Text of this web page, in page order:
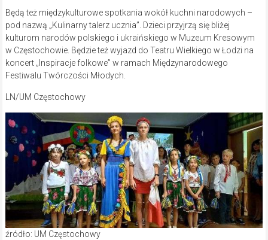
Będą też międzykulturowe spotkania wokół kuchni narodowych –
pod nazwą „Kulinarny talerz ucznia”. Dzieci przyjrzą się bliżej
kulturom narodów polskiego i ukraińskiego w Muzeum Kresowym
w Częstochowie. Będzie też wyjazd do Teatru Wielkiego w Łodzi na
koncert „Inspiracje folkowe” w ramach Międzynarodowego
Festiwalu Twórczości Młodych.
LN/UM Częstochowy
źródło: UM Częstochowy